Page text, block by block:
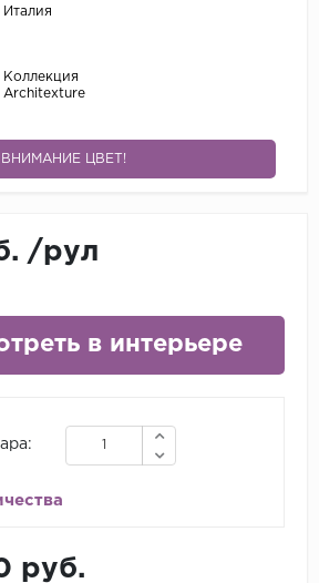
Италия
Коллекция
Architexture
ВНИМАНИЕ ЦВЕТ!
/рул
в интерьере
руб.